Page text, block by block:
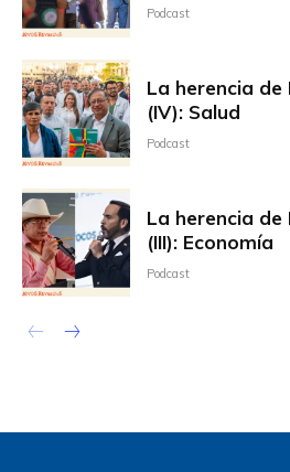
Podcast
La herencia
(IV): Salud
Podcast
La herencia
(III): Economía
Podcast